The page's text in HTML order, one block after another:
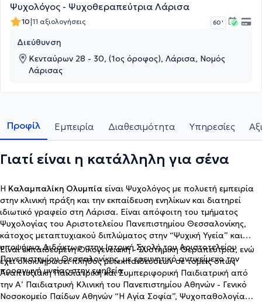
Ψυχολόγος - Ψυχοθεραπεύτρια Λάρισα
10|11 αξιολογήσεις 60 '
Διεύθυνση
Κενταύρων 28 - 30, (1ος όροφος), Λάρισα, Νομός
Λάρισας
Προφίλ Εμπειρία Διαθεσιμότητα Υπηρεσίες
Γιατί είναι η κατάλληλη για σένα
Η Καλαμπαλίκη Ολυμπία είναι Ψυχολόγος με πολυετή εμπειρία
στην κλινική πράξη και την εκπαίδευση ενηλίκων και διατηρεί
ιδιωτικό γραφείο στη Λάρισα. Είναι απόφοιτη του τμήματος
Ψυχολογίας του Αριστοτελείου Πανεπιστημίου Θεσσαλονίκης,
κάτοχος μεταπτυχιακού διπλώματος στην “Ψυχική Υγεία” και
υποψήφια Διδάκτωρ στην Ιατρική Σχολή του Αριστοτελείου
Πανεπιστημίου Θεσσαλονίκης, με ερευνητικό αντικείμενο την
προαγωγή υγείας στην εφηβεία.
Είναι εκπαιδευμένη Οικογενειακή - Συστημική Θεραπεύτρια, ενώ
έχει ολοκληρώσει πλήθος μετεκπαιδεύσεων σε τομείς όπως
Αναπτυξιακή Παιδιατρική και Συμπεριφορική Παιδιατρική από
την Α’ Παιδιατρική Κλινική του Πανεπιστημίου Αθηνών - Γενικό
Νοσοκομείο Παίδων Αθηνών “Η Αγία Σοφία”, Ψυχοπαθολογία